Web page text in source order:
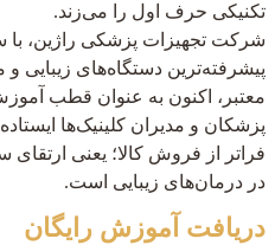
تکنیکی حرف اول را می‌زند.
شرکت تجهیزات پزشکی راژین، با
پیشرفته‌ترین دستگاه‌های زیبایی
معتبر، اکنون به عنوان قطب
پزشکان و مدیران کلینیک‌ها
فراتر از فروش کالا؛ یعنی
در درمان‌های زیبایی است.
دریافت آموزش رایگان